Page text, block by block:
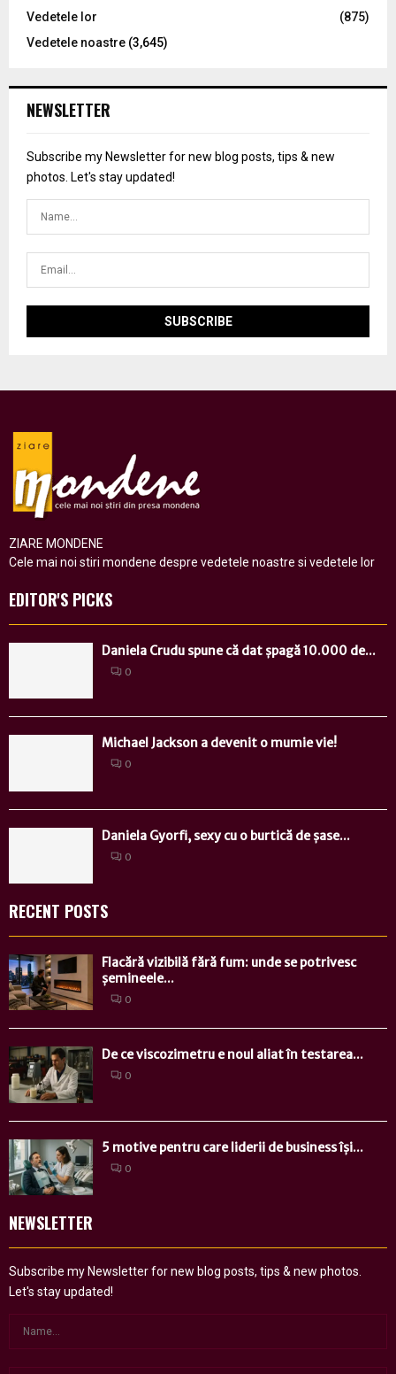
Vedetele lor
(875)
Vedetele noastre (3,645)
NEWSLETTER
Subscribe my Newsletter for new blog posts, tips & new
photos. Let's stay updated!
ZIARE MONDENE
Cele mai noi stiri mondene despre vedetele noastre si vedetele lor
EDITOR'S PICKS
Daniela Crudu spune că dat șpagă 10.000 de...
0
Michael Jackson a devenit o mumie vie!
0
Daniela Gyorfi, sexy cu o burtică de șase...
0
RECENT POSTS
Flacără vizibilă fără fum: unde se potrivesc
șemineele...
0
De ce viscozimetru e noul aliat în testarea...
0
5 motive pentru care liderii de business își...
0
NEWSLETTER
Subscribe my Newsletter for new blog posts, tips & new photos.
Let's stay updated!